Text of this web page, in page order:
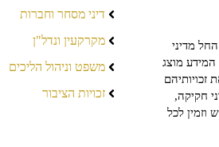
מדיני
המידע מוצג
זכויותיהם
חקיקה,
וזמין לכל
דיני מסחר וחברות
מקרקעין ונדל"ן
משפט וניהול הליכים
זכויות הציבור